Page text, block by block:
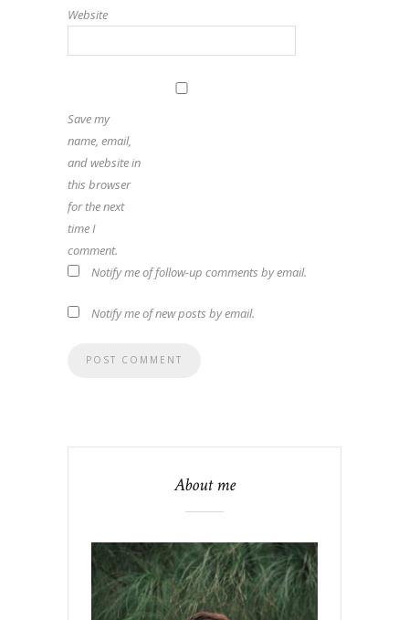
Website
Save my
name, email,
and website in
this browser
for the next
time I
comment.
Notify me of follow-up comments by email.
Notify me of new posts by email.
About me